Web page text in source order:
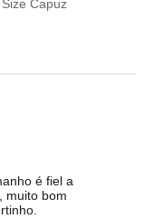
Capuz
é fiel a
muito bom